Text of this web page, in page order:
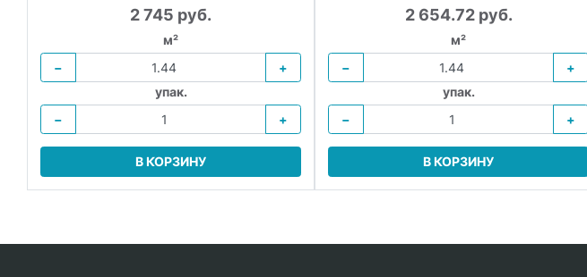
2 745 руб.
м²
−
+
упак.
−
+
В КОРЗИНУ
2 654.72 руб.
м²
−
+
упак.
−
+
В КОРЗИНУ